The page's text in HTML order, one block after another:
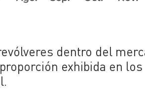
dentro del
exhibida en